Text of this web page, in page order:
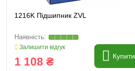
1216K Підшипник ZVL
Залишити відгук
1 108 ₴ Купити